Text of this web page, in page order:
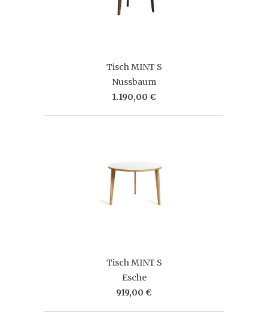
Tisch MINT S
Nussbaum
1.190,00 €
Tisch MINT S
Esche
919,00 €